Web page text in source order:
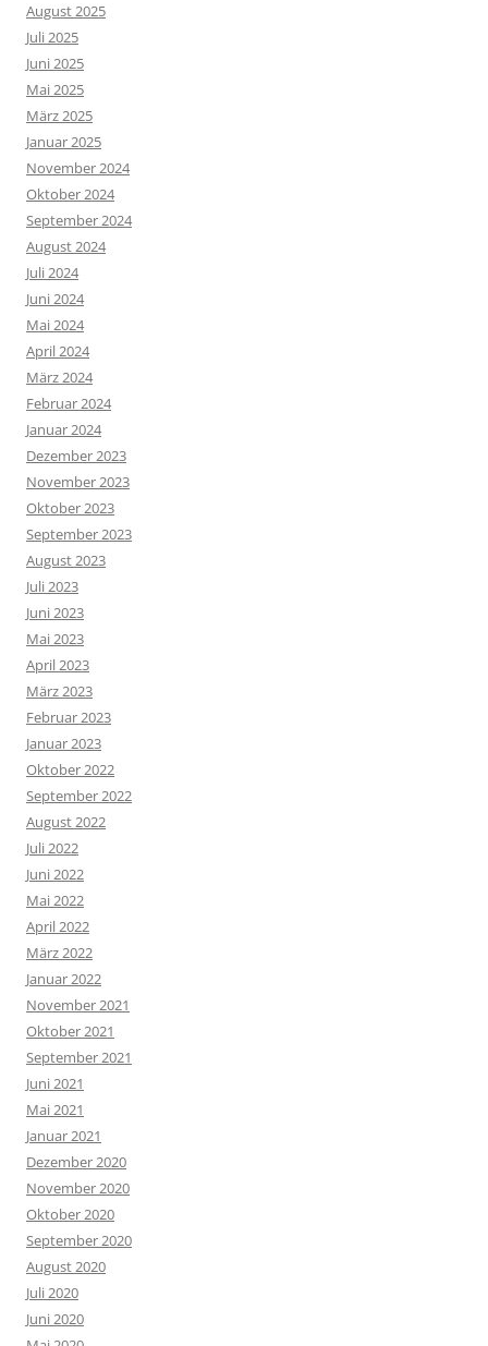
August 2025
Juli 2025
Juni 2025
Mai 2025
März 2025
Januar 2025
November 2024
Oktober 2024
September 2024
August 2024
Juli 2024
Juni 2024
Mai 2024
April 2024
März 2024
Februar 2024
Januar 2024
Dezember 2023
November 2023
Oktober 2023
September 2023
August 2023
Juli 2023
Juni 2023
Mai 2023
April 2023
März 2023
Februar 2023
Januar 2023
Oktober 2022
September 2022
August 2022
Juli 2022
Juni 2022
Mai 2022
April 2022
März 2022
Januar 2022
November 2021
Oktober 2021
September 2021
Juni 2021
Mai 2021
Januar 2021
Dezember 2020
November 2020
Oktober 2020
September 2020
August 2020
Juli 2020
Juni 2020